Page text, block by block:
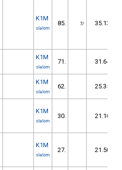
K1M
slalom
85. 7/ 35.13
K1M
slalom
71. 31.64
K1M
slalom
62. 25.35
K1M
slalom
30. 21.10
K1M
slalom
27. 21.50